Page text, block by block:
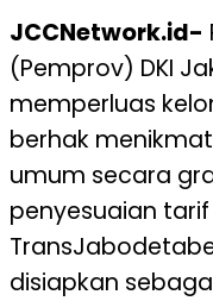
JCCNetwork.id-
(Pemprov) DKI
memperluas
berhak
umum secara
penyesuaian
disiapkan